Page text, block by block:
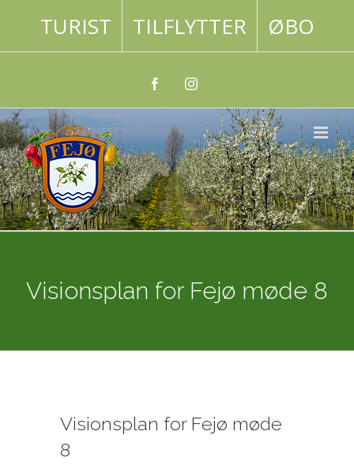
TURIST TILFLYTTER ØBO
FacebookInstagram
Visionsplan for Fejø møde 8
Visionsplan for Fejø møde
8